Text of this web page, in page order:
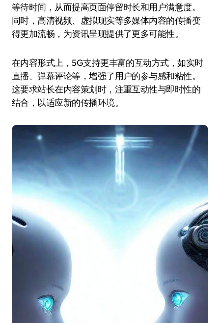
等待时间，从而提高页面停留时长和用户满意度。
同时，高清视频、虚拟现实等多媒体内容的传播变
得更加流畅，为资讯呈现提供了更多可能性。
在内容形式上，5G支持更丰富的互动方式，如实时
直播、弹幕评论等，增强了用户的参与感和粘性。
这要求站长在内容策划时，注重互动性与即时性的
结合，以适应新的传播环境。